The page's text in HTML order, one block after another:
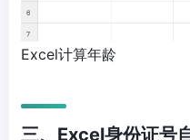
Excel计算年龄
三、Excel身份证号